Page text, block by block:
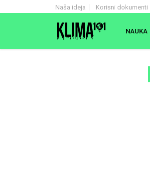
Naša ideja Korisni dokumenti
NAUKA